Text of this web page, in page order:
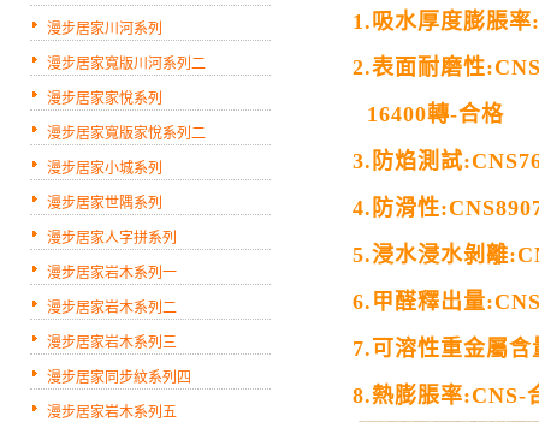
漫步居家川河系列
漫步居家寬版川河系列二
漫步居家家悅系列
漫步居家寬版家悅系列二
漫步居家小城系列
漫步居家世隅系列
漫步居家人字拼系列
漫步居家岩木系列一
漫步居家岩木系列二
漫步居家岩木系列三
漫步居家同步紋系列四
漫步居家岩木系列五
1.吸水厚度膨脹率
2.表面耐磨性
16400轉-合格
3.防焰測試
4.防滑性
5.浸水浸水剝離
6.甲醛釋出量
7.可溶性重金屬
8.熱膨脹率:CNS-